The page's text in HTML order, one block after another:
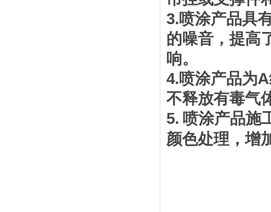
3.喷涂产品具
的噪音，提高
响。
4.喷涂产品为A
不释放有毒气
5. 喷涂产品施
颜色处理，增